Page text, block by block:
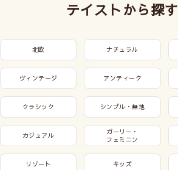
テイストから探す
北欧 ナチュラル
ヴィンテージ アンティーク
クラシック シンプル・無地
カジュアル
ガーリー・
フェミニン
リゾート キッズ